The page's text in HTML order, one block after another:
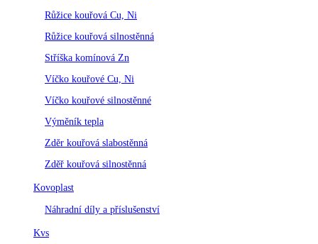
Růžice kouřová Cu, Ni
Růžice kouřová silnostěnná
Stříška komínová Zn
Víčko kouřové Cu, Ni
Víčko kouřové silnostěnné
Výměník tepla
Zděr kouřová slabostěnná
Zděř kouřová silnostěnná
Kovoplast
Náhradní díly a příslušenství
Kvs